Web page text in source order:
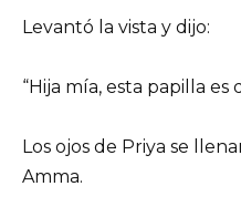
Levantó la vista y dijo:
“Hija mía, esta papilla es
Los ojos de Priya se
Amma.